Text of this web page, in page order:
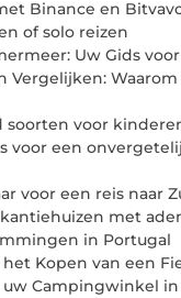
Binance en
of solo reizen
Uw Gids
Vergelijken:
soorten voor
voor een
voor een reis naar
met
in Portugal
Kopen van een
uw Campingwinkel